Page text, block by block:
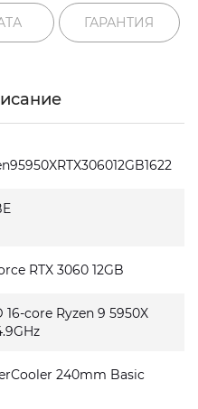
ГАРАНТИЯ
RTX 3060 12GB
16-core Ryzen 9 5950X
240mm Basic